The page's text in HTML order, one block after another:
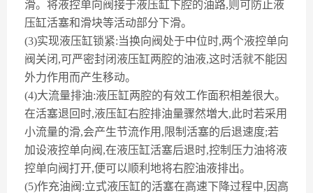
滑。将液控单向阀接于液压缸下腔的油路,则可防止液
压缸活塞和滑块等活动部分下滑。
(3)实现液压缸锁紧:当换向阀处于中位时,两个液控单向
阀关闭,可严密封闭液压缸两腔的油液,这时活就不能因
外力作用而产生移动。
(4)大流量排油:液压缸两腔的有效工作面积相差很大。
在活塞退回时,液压缸右腔排油量骤然増大,此时若采用
小流量的滑,会产生节流作用,限制活塞的后退速度;若
加设液控单向阀,在液压缸活塞后退时,控制压力油将液
控单向阀打开,便可以顺利地将右腔油液排出。
(5)作充油阀:立式液压缸的活塞在高速下降过程中,因高